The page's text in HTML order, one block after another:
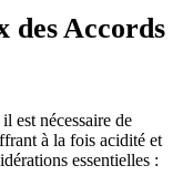
des Accords
est nécessaire de
à la fois acidité et
essentielles :